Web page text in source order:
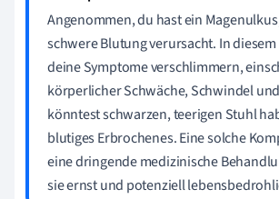
Angenommen, du hast ein
schwere Blutung verursacht. In
deine Symptome verschlimmern,
körperlicher Schwäche, Schwindel
könntest schwarzen, teerigen Stuhl
blutiges Erbrochenes. Eine solche
eine dringende medizinische
sie ernst und potenziell